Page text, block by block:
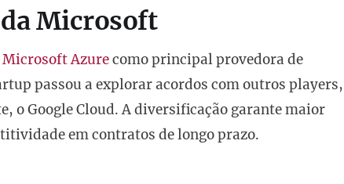
Microsoft
Microsoft Azurecomo principal provedora de
passou a explorar acordos com outros players,
o Google Cloud. A diversificação garante maior
em contratos de longo prazo.